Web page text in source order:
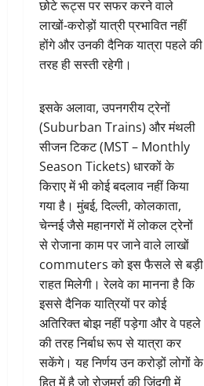
छोटे रूट्स पर सफर करने वाले
लाखों-करोड़ों यात्री प्रभावित नहीं
होंगे और उनकी दैनिक यात्रा पहले की
तरह ही सस्ती रहेगी।
इसके अलावा, उपनगरीय ट्रेनों
(Suburban Trains) और मंथली
सीजन टिकट (MST – Monthly
Season Tickets) धारकों के
किराए में भी कोई बदलाव नहीं किया
गया है। मुंबई, दिल्ली, कोलकाता,
चेन्नई जैसे महानगरों में लोकल ट्रेनों
से रोजाना काम पर जाने वाले लाखों
commuters को इस फैसले से बड़ी
राहत मिलेगी। रेलवे का मानना है कि
इससे दैनिक यात्रियों पर कोई
अतिरिक्त बोझ नहीं पड़ेगा और वे पहले
की तरह निर्बाध रूप से यात्रा कर
सकेंगे। यह निर्णय उन करोड़ों लोगों के
हित में है जो रोजमर्रा की जिंदगी में